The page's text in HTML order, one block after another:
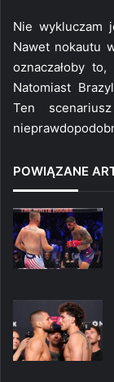
Nie wykluczam
Nawet nokautu
oznaczałoby
Natomiast
Ten
POWIĄZANE